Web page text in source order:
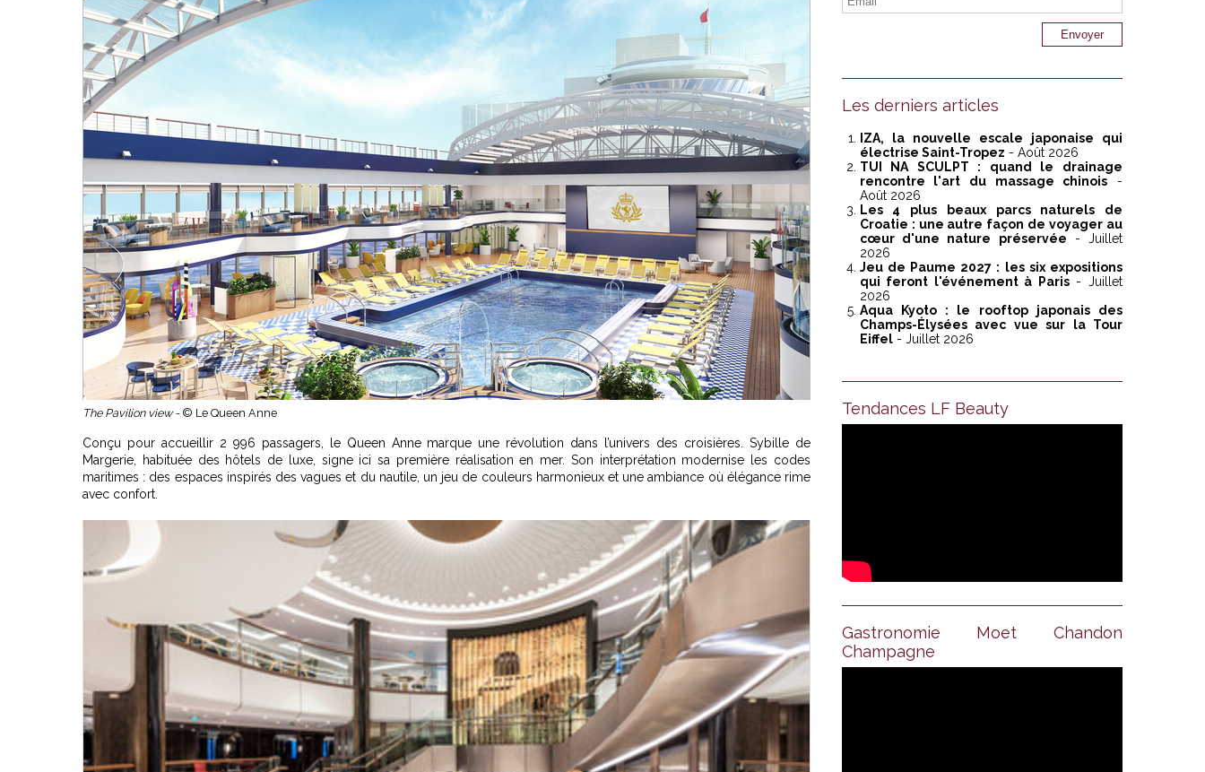
The Pavilion view - © Le Queen Anne
Conçu pour accueillir 2 996 passagers, le Queen Anne marque une révolution dans l’univers des croisières.
Sybille de
Margerie, habituée des hôtels de luxe, signe ici sa première réalisation en mer. Son interprétation modernise les codes
maritimes : des espaces inspirés des vagues et du nautile, un jeu de couleurs harmonieux et une ambiance où élégance rime
avec confort.
Les derniers articles
IZA, la nouvelle escale japonaise qui
électrise Saint-Tropez - Août 2026
TUI NA SCULPT : quand le drainage
rencontre l'art du massage chinois -
Août 2026
Les 4 plus beaux parcs naturels de
Croatie : une autre façon de voyager au
cœur d'une nature préservée - Juillet
2026
Jeu de Paume 2027 : les six expositions
qui feront l'événement à Paris- Juillet
2026
Aqua Kyoto : le rooftop japonais des
Champs-Élysées avec vue sur la Tour
Eiffel- Juillet 2026
Tendances LF Beauty
Gastronomie Moet Chandon
Champagne